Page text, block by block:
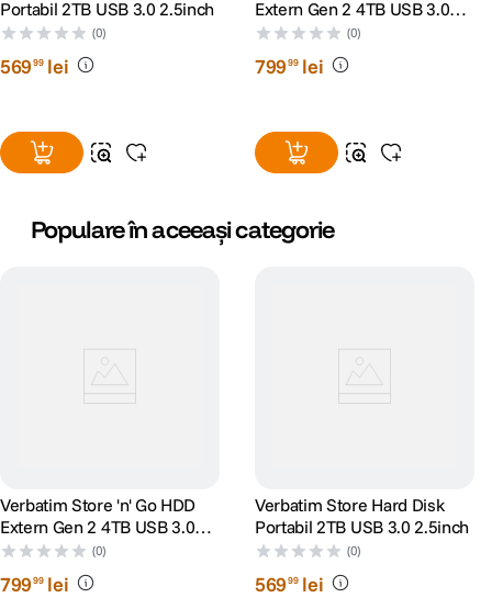
Portabil 2TB USB 3.0 2.5inch
(0)
56999 lei
Extern Gen 2 4TB USB 3.0
Negru
(0)
79999 lei
Populare în aceeași categorie
Verbatim Store 'n' Go HDD
Extern Gen 2 4TB USB 3.0
Negru
(0)
79999 lei
Verbatim Store Hard Disk
Portabil 2TB USB 3.0 2.5inch
(0)
56999 lei